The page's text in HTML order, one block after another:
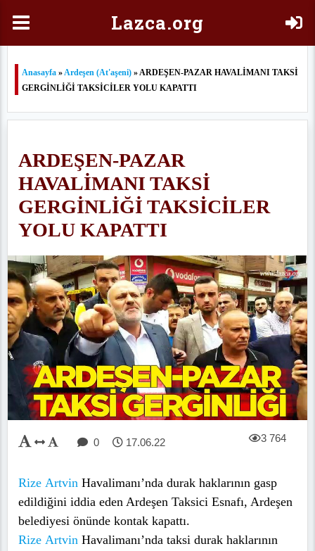
Lazca.org
Anasayfa »Ardeşen (At'aşeni) » ARDEŞEN-PAZAR HAVALİMANI TAKSİ
GERGİNLİĞİ TAKSİCİLER YOLU KAPATTI
ARDEŞEN-PAZAR
HAVALİMANI TAKSİ
GERGİNLİĞİ TAKSİCİLER
YOLU KAPATTI
0 17.06.22 3 764
Rize Artvin Havalimanı’nda durak haklarının gasp
edildiğini iddia eden Ardeşen Taksici Esnafı, Ardeşen
belediyesi önünde kontak kapattı.
Rize Artvin Havalimanı’nda taksi durak haklarının